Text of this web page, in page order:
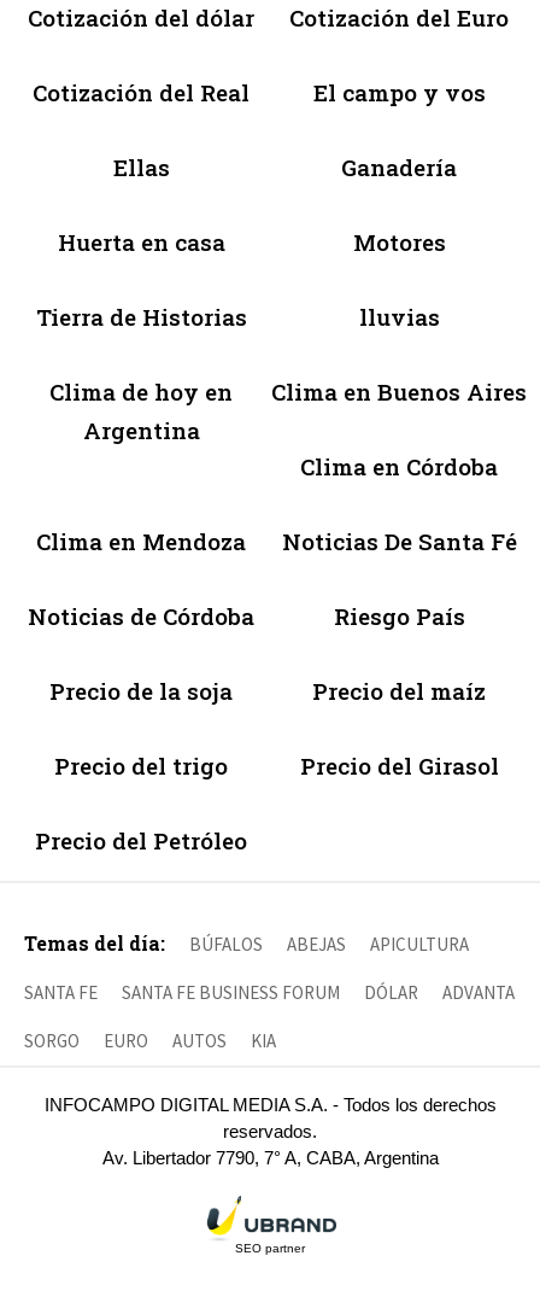
Cotización del dólar Cotización del Euro
Cotización del Real El campo y vos
Ellas Ganadería
Huerta en casa Motores
Tierra de Historias lluvias
Clima de hoy en
Argentina
Clima en Buenos Aires
Clima en Córdoba
Clima en Mendoza Noticias De Santa Fé
Noticias de Córdoba Riesgo País
Precio de la soja Precio del maíz
Precio del trigo Precio del Girasol
Precio del Petróleo
Temas del día: BÚFALOS ABEJAS APICULTURA
SANTA FE SANTA FE BUSINESS FORUM DÓLAR ADVANTA
SORGO EURO AUTOS KIA
INFOCAMPO DIGITAL MEDIA S.A. - Todos los derechos
reservados.
Av. Libertador 7790, 7° A, CABA, Argentina
SEO partner